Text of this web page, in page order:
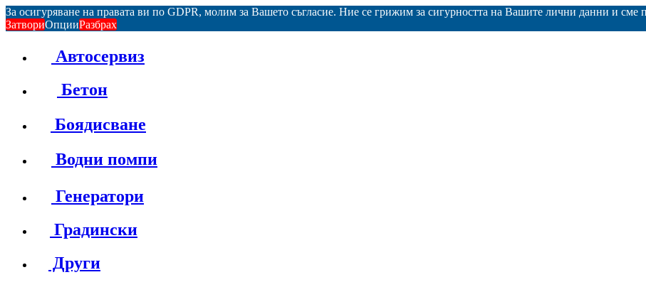
За осигуряване на правата ви по GDPR, молим за Вашето съгласие. Ние се грижим за сигурността на Вашите лични данни и сме
ЗатвориОпцииРазбрах
Автосервиз
Бетон
Боядисване
Водни помпи
Генератори
Градински
Други